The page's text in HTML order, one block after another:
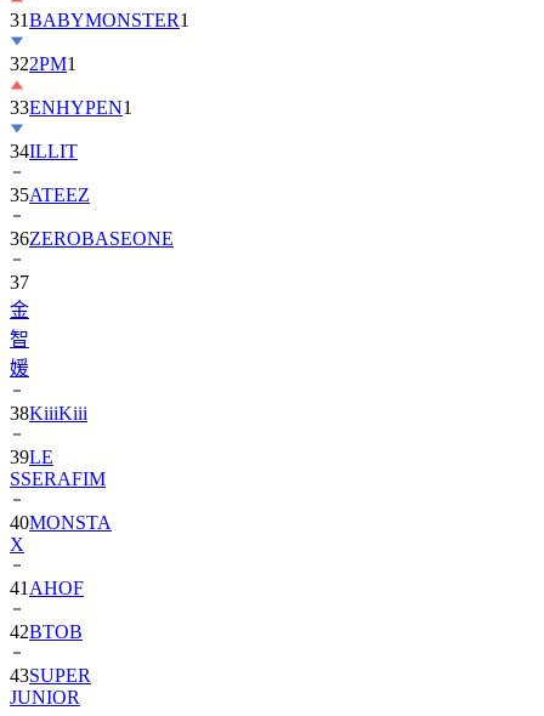
322PM1
33ENHYPEN
34ILLIT
35ATEEZ
36ZEROBASEONE
37
金
智
媛
38
39LE
SSERAFIM
40MONSTA
X
41
42 BTOB
43SUPER
JUNIOR
44TWICE